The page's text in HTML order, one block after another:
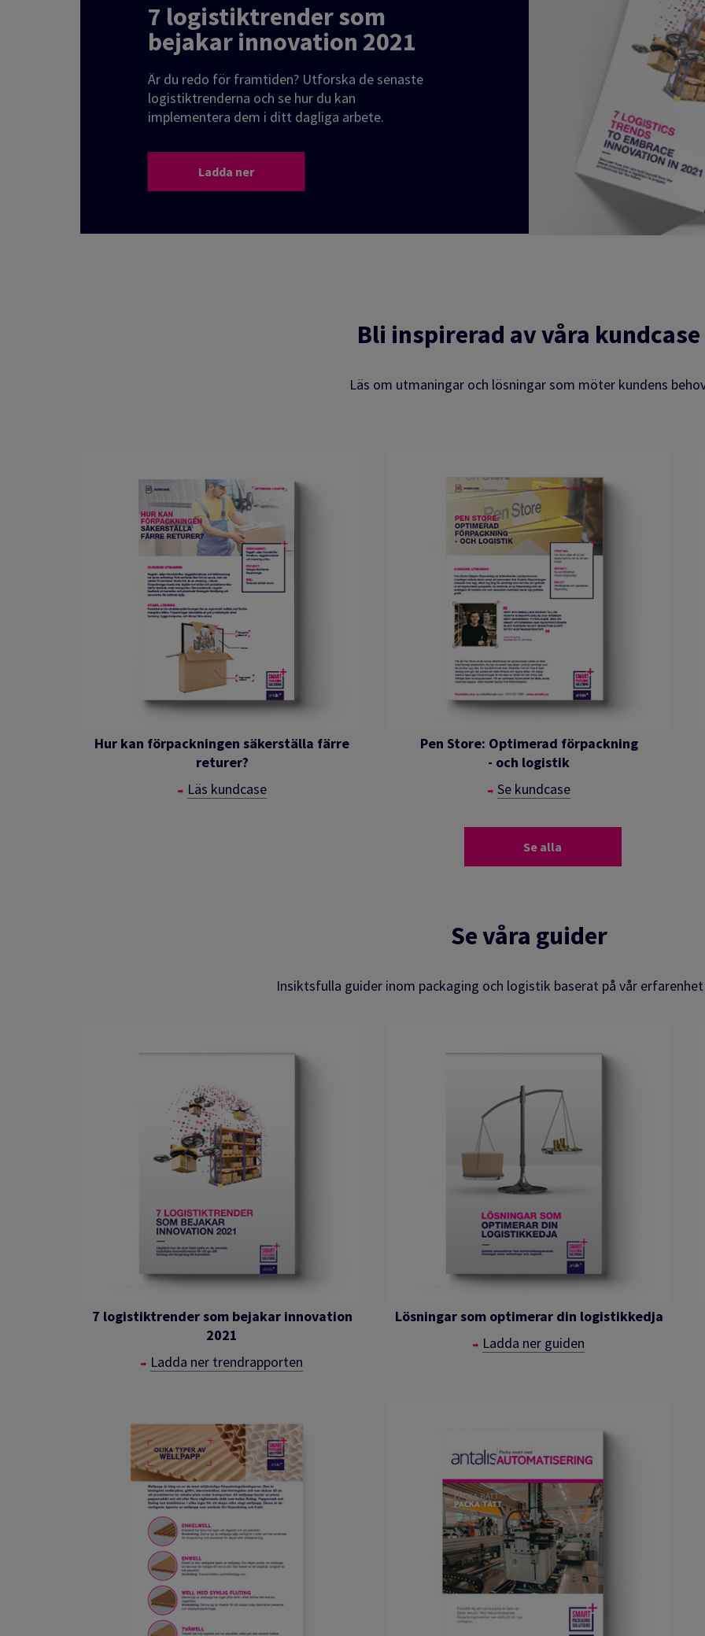
7 logistiktrender som
bejakar innovation 2021
Är du redo för framtiden? Utforska de senaste
logistiktrenderna och se hur du kan
implementera dem i ditt dagliga arbete.
Ladda ner
Bli inspirerad av våra kundcase
Läs om utmaningar och lösningar som möter kundens
Hur kan förpackningen säkerställa färre
returer?
Läs kundcase
Pen Store: Optimerad förpackning
- och logistik
Se kundcase
Se alla
Se våra guider
Insiktsfulla guider inom packaging och logistik baserat på vår
7 logistiktrender som bejakar innovation
2021
Ladda ner trendrapporten
Lösningar som optimerar din logistikkedja
Ladda ner guiden